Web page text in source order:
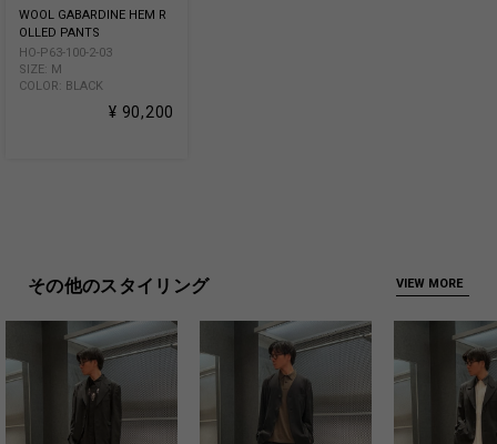
WOOL GABARDINE HEM R
OLLED PANTS
HO-P63-100-2-03
SIZE: M
COLOR: BLACK
¥ 90,200
その他のスタイリング VIEW MORE